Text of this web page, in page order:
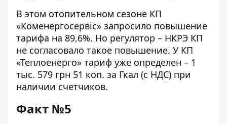
В этом отопительном сезоне КП
«Коменергосервіс» запросило повышение
тарифа на 89,6%. Но регулятор – НКРЭ КП
не согласовало такое повышение. У КП
«Теплоенерго» тариф уже определен – 1
тыс. 579 грн 51 коп. за Гкал (с НДС) при
наличии счетчиков.
Факт №5